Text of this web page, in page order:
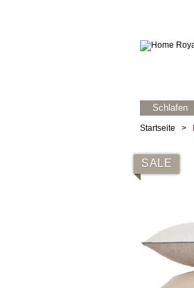
Schlafen
Startseite >
SALE